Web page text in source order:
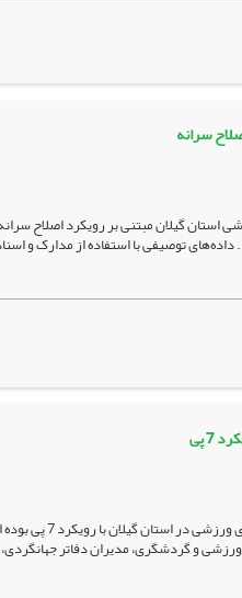
سرانه
گیلان مبتنی بر رویکرد اصلاح
7 پی
هدف: هدف از این
است. 230 نفر از مدیران سازمان‌های ورزشی و گردشگری،